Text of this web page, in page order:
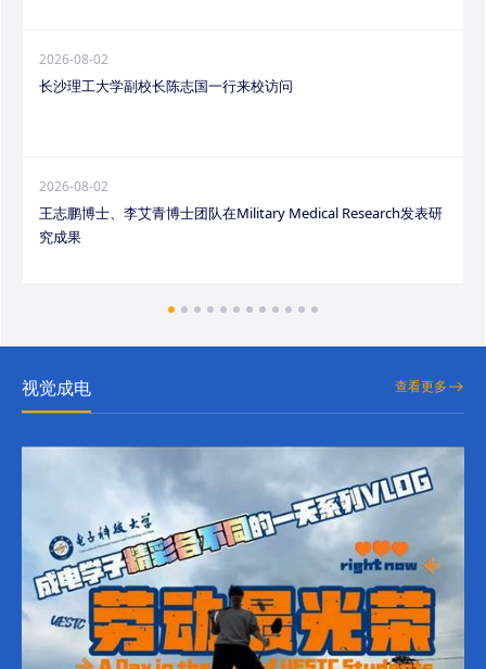
2026-08-02
长沙理工大学副校长陈志国一行来校访问
2026-08-02
王志鹏博士、李艾青博士团队在Military Medical Research发表研
究成果
视觉成电 查看更多